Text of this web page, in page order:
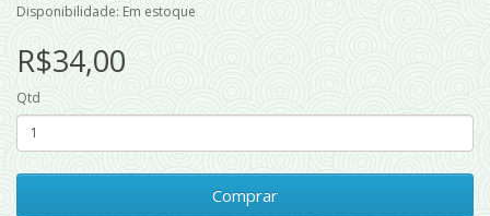
Disponibilidade: Em estoque
R$34,00
Qtd
Comprar